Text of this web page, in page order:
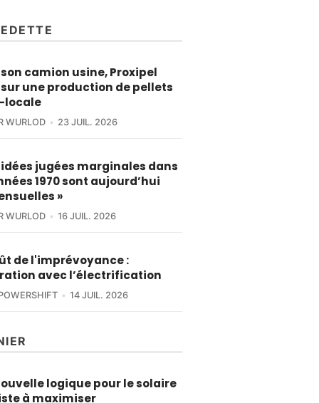
camion usine, Proxipel
une production de pellets
locale
WURLOD 23 JUIL. 2026
idées jugées marginales dans
1970 sont aujourd’hui
»
WURLOD 16 JUIL. 2026
de l'imprévoyance :
avec l’électrification
14 JUIL. 2026
logique pour le solaire
à maximiser